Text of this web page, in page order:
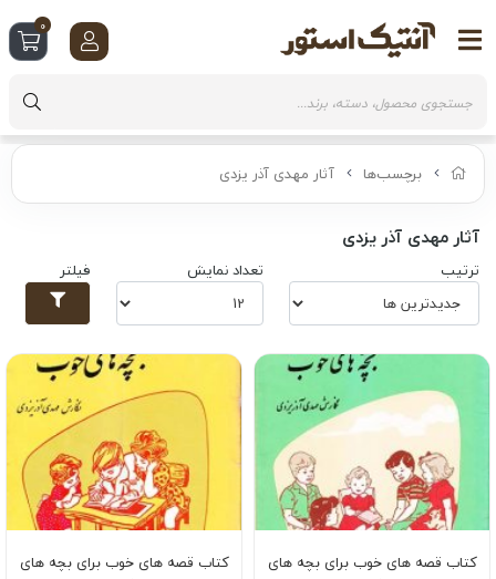
برچسب‌ها آثار مهدی آذر یزدی
آثار مهدی آذر یزدی
ترتیب تعداد نمایش فیلتر
کتاب قصه های خوب برای بچه های
کتاب قصه های خوب برای بچه های
0